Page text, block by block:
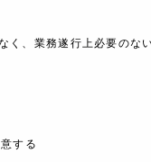
、業務遂行上必要のな
する